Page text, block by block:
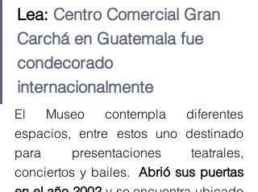
Lea: Centro Comercial Gran
Carchá en Guatemala fue
condecorado
internacionalmente
El Museo contempla diferentes
espacios, entre estos uno destinado
para presentaciones teatrales,
conciertos y bailes. Abrió sus puertas